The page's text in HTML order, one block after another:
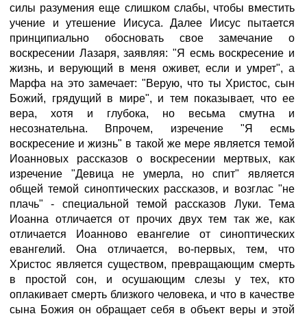
силы разумения еще слишком слабы, чтобы вместить
учение и утешение Иисуса. Далее Иисус пытается
принципиально обосновать свое замечание о
воскресении Лазаря, заявляя: "Я есмь воскресение и
жизнь, и верующий в меня оживет, если и умрет", а
Марфа на это замечает: "Верую, что ты Христос, сын
Божий, грядущий в мире", и тем показывает, что ее
вера, хотя и глубока, но весьма смутна и
несознательна. Впрочем, изречение "Я есмь
воскресение и жизнь" в такой же мере является темой
Иоанновых рассказов о воскресении мертвых, как
изречение "Девица не умерла, но спит" является
общей темой синоптических рассказов, и возглас "не
плачь" - специальной темой рассказов Луки. Тема
Иоанна отличается от прочих двух тем так же, как
отличается Иоанново евангелие от синоптических
евангелий. Она отличается, во-первых, тем, что
Христос является существом, превращающим смерть
в простой сон, и осушающим слезы у тех, кто
оплакивает смерть близкого человека, и что в качестве
сына Божия он обращает себя в объект веры и этой